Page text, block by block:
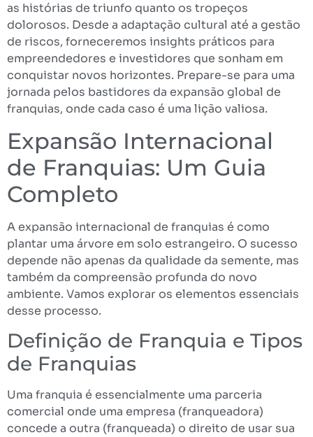
as histórias de triunfo quanto os tropeços
dolorosos. Desde a adaptação cultural até a gestão
de riscos, forneceremos insights práticos para
empreendedores e investidores que sonham em
conquistar novos horizontes. Prepare-se para uma
jornada pelos bastidores da expansão global de
franquias, onde cada caso é uma lição valiosa.
Expansão Internacional
de Franquias: Um Guia
Completo
A expansão internacional de franquias é como
plantar uma árvore em solo estrangeiro. O sucesso
depende não apenas da qualidade da semente, mas
também da compreensão profunda do novo
ambiente. Vamos explorar os elementos essenciais
desse processo.
Definição de Franquia e Tipos
de Franquias
Uma franquia é essencialmente uma parceria
comercial onde uma empresa (franqueadora)
concede a outra (franqueada) o direito de usar sua